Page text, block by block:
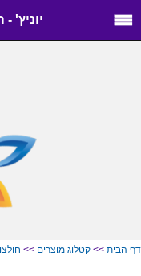
יוניץ'
דף הבית >> קטלוג מוצרים >>